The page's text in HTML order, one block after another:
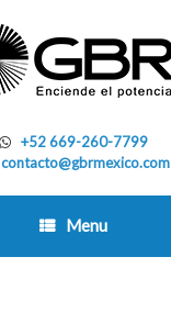
+52 669-260-7799
contacto@gbrmexico.com
Menu